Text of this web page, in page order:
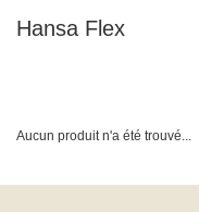
Hansa Flex
Aucun produit n'a été trouvé...